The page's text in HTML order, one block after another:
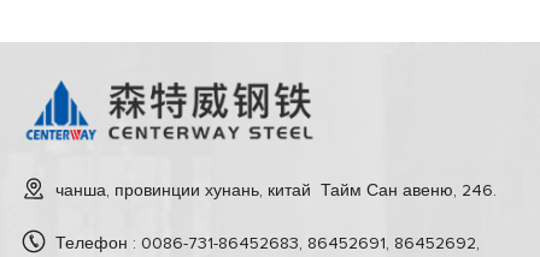
чанша, провинции хунань, китай Тайм Сан авеню, 246.
Телефон : 0086-731-86452683, 86452691, 86452692,